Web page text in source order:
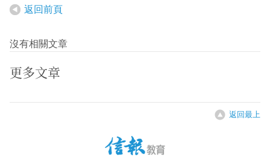
返回前頁
沒有相關文章
更多文章
返回最上